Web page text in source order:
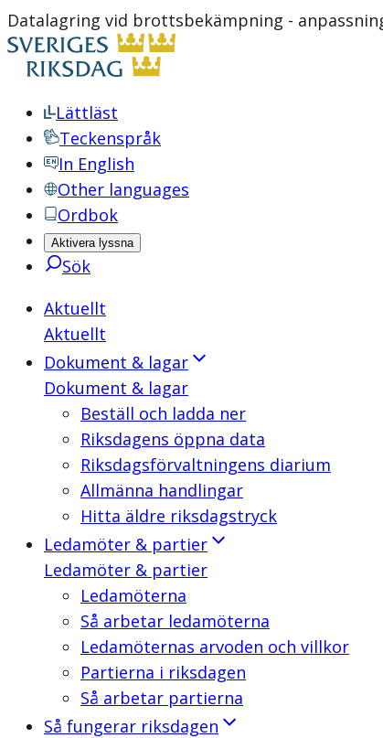
Datalagring vid brottsbekämpning -
Lättläst
Teckenspråk
In English
Other languages
Ordbok
Aktivera lyssna
Sök
Aktuellt
Aktuellt
Dokument & lagar
Dokument & lagar
Beställ och ladda ner
Riksdagens öppna data
Riksdagsförvaltningens diarium
Allmänna handlingar
Hitta äldre riksdagstryck
Ledamöter & partier
Ledamöter & partier
Ledamöterna
Så arbetar ledamöterna
Ledamöternas arvoden och villkor
Partierna i riksdagen
Så arbetar partierna
Så fungerar riksdagen